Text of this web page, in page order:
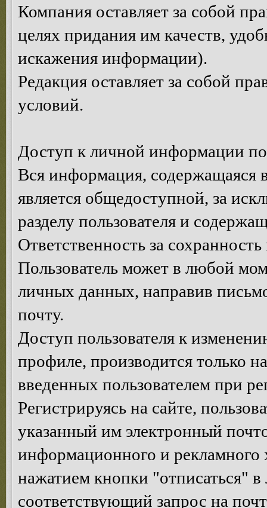
Компания оставляет за собой
целях придания им качеств,
искажения информации).
Редакция оставляет за собой
условий.
Доступ к личной информации
Вся информация, содержащаяся
является общедоступной, за
разделу пользователя и
Ответственность за
Пользователь может в любой
личных данных, направив
почту.
Доступ пользователя к
профиле, производится только
введенных пользователем при
Регистрируясь на сайте,
указанный им электронный
информационного и рекламного
нажатием кнопки "отписаться"
соответствующий запрос на